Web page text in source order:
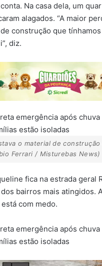
Na casa dela, um
alagados. “A maior
construção que
diz.
o material de construção
Ferrari / Misturebas News)
fica na estrada geral
bairros mais atingidos.
com medo.